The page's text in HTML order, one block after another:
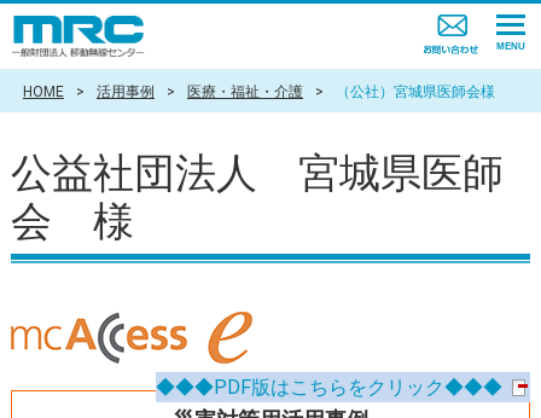
HOME > 活用事例 > 医療・福祉・介護 > （公社）宮城県医師会様
公益社団法人 宮城県医師
会 様
◆◆◆PDF版はこちらをクリック◆◆◆